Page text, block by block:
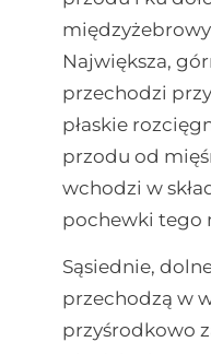
Największa,
przechodzi
płaskie
przodu od
wchodzi w
pochewki tego
Sąsiednie,
przechodzą w
przyśrodkowo